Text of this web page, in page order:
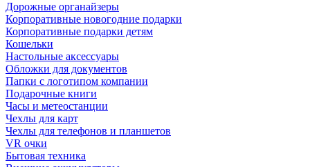
Дорожные органайзеры
Корпоративные новогодние подарки
Корпоративные подарки детям
Кошельки
Настольные аксессуары
Обложки для документов
Папки с логотипом компании
Подарочные книги
Часы и метеостанции
Чехлы для карт
Чехлы для телефонов и планшетов
VR очки
Бытовая техника